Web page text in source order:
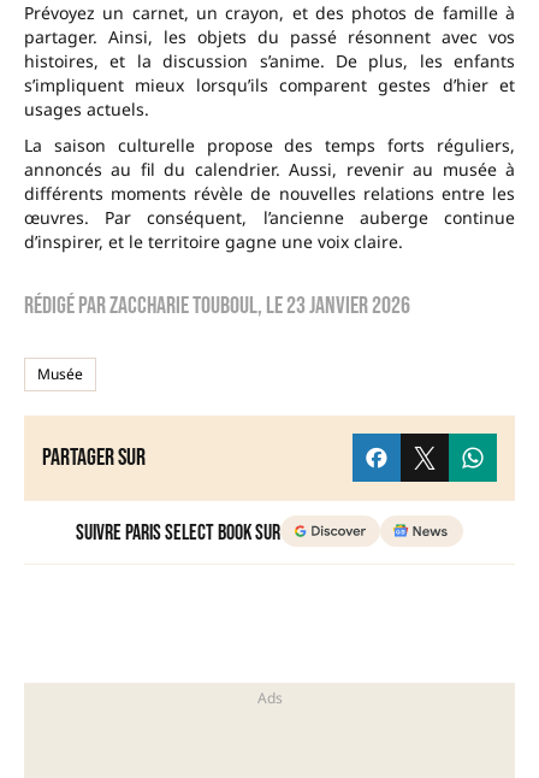
Prévoyez un carnet, un crayon, et des photos de famille à
partager. Ainsi, les objets du passé résonnent avec vos
histoires, et la discussion s’anime. De plus, les enfants
s’impliquent mieux lorsqu’ils comparent gestes d’hier et
usages actuels.
La saison culturelle propose des temps forts réguliers,
annoncés au fil du calendrier. Aussi, revenir au musée à
différents moments révèle de nouvelles relations entre les
œuvres. Par conséquent, l’ancienne auberge continue
d’inspirer, et le territoire gagne une voix claire.
Rédigé parzaccharie touboul, le23 janvier 2026
Musée
Partager sur
Suivre Paris Select Book sur